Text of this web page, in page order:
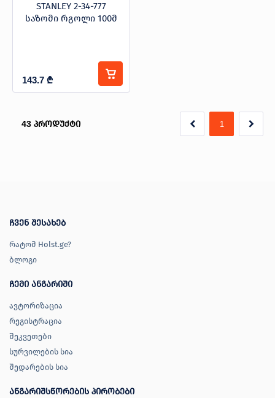
STANLEY 2-34-777
საზომი რგოლი 100მ
143.7 ₾
43 პროდუქტი 1
ჩვენ შესახებ
რატომ Holst.ge?
ბლოგი
ჩემი ანგარიში
ავტორიზაცია
რეგისტრაცია
შეკვეთები
სურვილების სია
შედარების სია
ანგარიშსწორების პირობები